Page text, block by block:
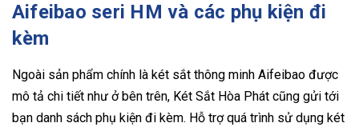
Aifeibao seri HM và các phụ kiện đi
kèm
Ngoài sản phẩm chính là két sắt thông minh Aifeibao được
mô tả chi tiết như ở bên trên, Két Sắt Hòa Phát cũng gửi tới
bạn danh sách phụ kiện đi kèm. Hỗ trợ quá trình sử dụng két